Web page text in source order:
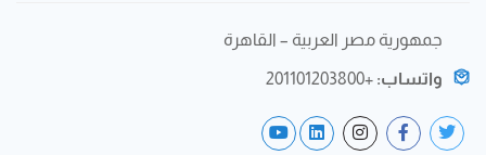
جمهورية مصر العربية – القاهرة
واتساب: +201101203800